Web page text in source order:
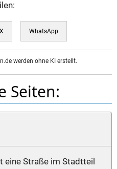
X WhatsApp
werden ohne KI erstellt.
Seiten:
eine Straße im Stadtteil